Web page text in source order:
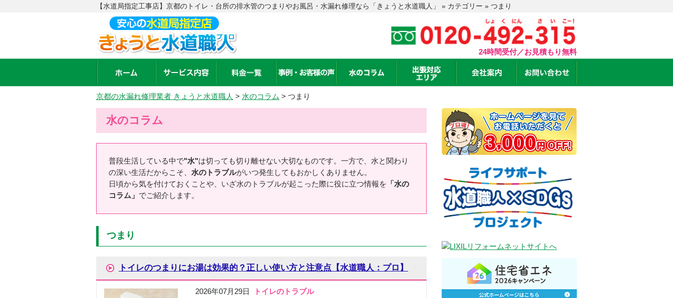
【水道局指定工事店】京都のトイレ・台所の排水管のつまりやお風呂・水漏れ修理なら「きょうと水道職人」 » カテゴリー » つまり
24時間受付／お見積もり無料
京都の水漏れ修理業者 きょうと水道職人 > 水のコラム > つまり
水のコラム
普段生活している中で"水"は切っても切り離せない大切なものです。一方で、水と関わり
の深い生活だからこそ、 水のトラブルがいつ発生してもおかしくありません。
日頃から気を付けておくことや、いざ水のトラブルが起こった際に役に立つ情報を 「水の
コラム」 でご紹介します。
つまり
トイレのつまりにお湯は効果的？正しい使い方と注意点【水道職人：プロ】
2026年07月29日 トイレのトラブル